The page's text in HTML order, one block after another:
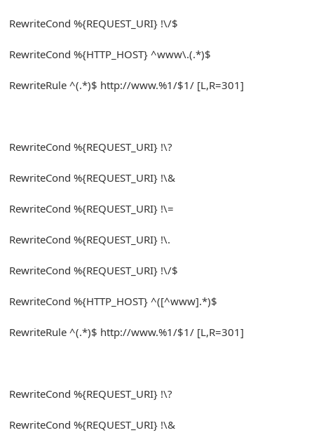
RewriteCond %{REQUEST_URI} !\/$
RewriteCond %{HTTP_HOST} ^www\.(.*)$
RewriteRule ^(.*)$ http://www.%1/$1/ [L,R=301]
RewriteCond %{REQUEST_URI} !\?
RewriteCond %{REQUEST_URI} !\&
RewriteCond %{REQUEST_URI} !\=
RewriteCond %{REQUEST_URI} !\.
RewriteCond %{REQUEST_URI} !\/$
RewriteCond %{HTTP_HOST} ^([^www].*)$
RewriteRule ^(.*)$ http://www.%1/$1/ [L,R=301]
RewriteCond %{REQUEST_URI} !\?
RewriteCond %{REQUEST_URI} !\&